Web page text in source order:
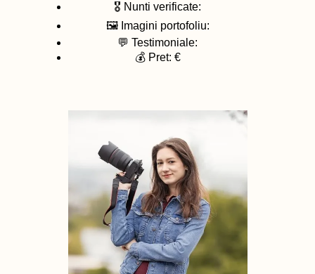
🎖️ Nunti verificate:
🖼️ Imagini portofoliu:
💬 Testimoniale:
💰 Pret: €